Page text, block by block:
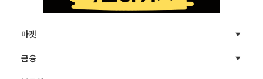
마켓
금융